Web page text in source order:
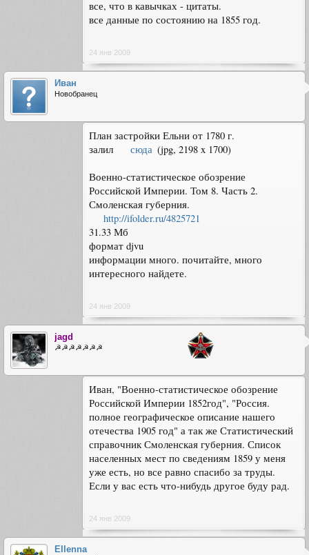
все, что в кавычках - цитаты.
все данные по состоянию на 1855 год.
24 янв 2009
Иван
Новобранец
План застройки Ельни от 1780 г.
залил
сюда (jpg, 2198 x 1700)
Военно-статистическое обозрение
Российской Империи. Том 8. Часть 2.
Смоленская губерния.
http://ifolder.ru/4825721
31.33 Мб
формат djvu
информации много. почитайте, много
интересного найдете.
24 янв 2009
jagd
☭☭☭☭☭☭☭
Иван, "Военно-статистическое обозрение
Российской Империи 1852год", "Россия.
полное географическое описание нашего
отечества 1905 год" а так же Статистический
справочник Смоленская губерния. Список
населенных мест по сведениям 1859 у меня
уже есть, но все равно спасибо за труды.
Если у вас есть что-нибудь другое буду рад.
24 янв 2009
Ellenna